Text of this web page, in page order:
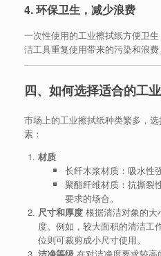
4. 环保卫生，减少浪费
一次性使用的工业擦拭纸方便卫
洁工具重复使用带来的污染和浪费。
四、如何选择适合的工
市场上的工业擦拭纸种类繁多，
素：
材质
长纤木浆材质：吸水性
聚酯纤维材质：抗撕裂
要求的场合。
尺寸和厚度根据清洁对象的大
度。例如，较大面积的清洁工
位则可裁剪成小尺寸使用。